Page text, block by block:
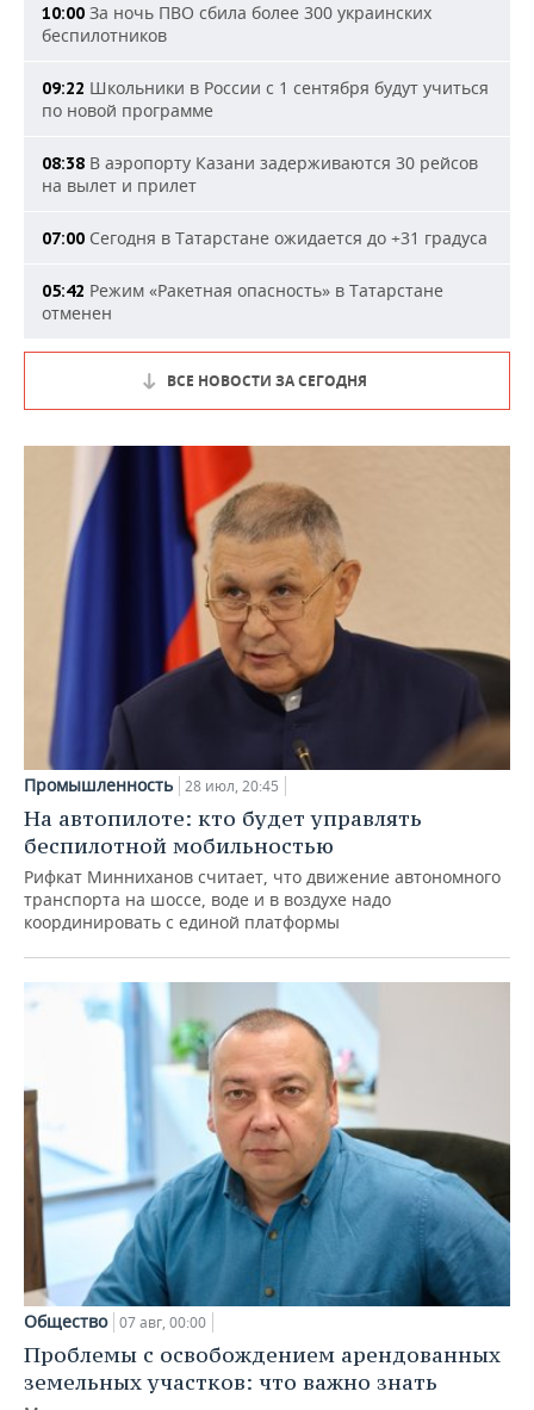
10:00 За ночь ПВО сбила более 300 украинских
беспилотников
09:22 Школьники в России с 1 сентября будут учиться
по новой программе
08:38 В аэропорту Казани задерживаются 30 рейсов
на вылет и прилет
07:00 Сегодня в Татарстане ожидается до +31 градуса
05:42 Режим «Ракетная опасность» в Татарстане
отменен
ВСЕ НОВОСТИ ЗА СЕГОДНЯ
Промышленность 28 июл, 20:45
На автопилоте: кто будет управлять
беспилотной мобильностью
Рифкат Минниханов считает, что движение автономного
транспорта на шоссе, воде и в воздухе надо
координировать с единой платформы
Общество 07 авг, 00:00
Проблемы с освобождением арендованных
земельных участков: что важно знать